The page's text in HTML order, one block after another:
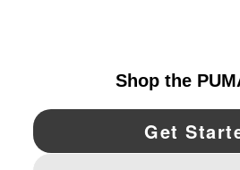
YouTube Twitter Pinterest